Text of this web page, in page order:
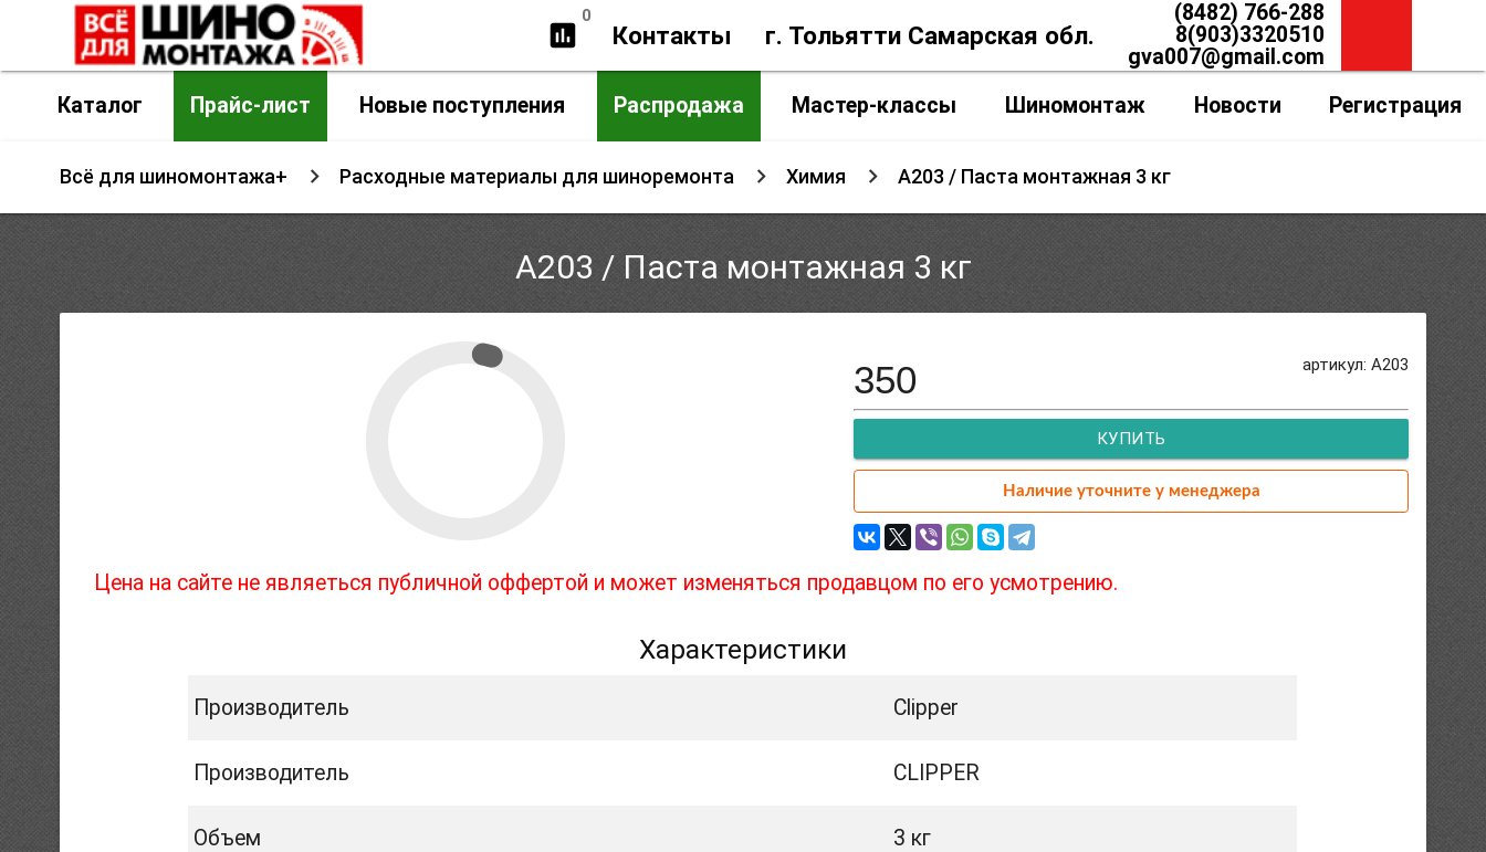
insert_chart
0
Контакты г. Тольятти Самарская обл.
(8482) 766-288
8(903)3320510
gva007@gmail.com
Каталог
Прайс-лист Новые поступления Распродажа Мастер-классы Шиномонтаж Новости Регистрация
Всё для шиномонтажа+ Расходные материалы для шиноремонта Химия A203 / Паста монтажная 3 кг
A203 / Паста монтажная 3 кг
артикул: A203
350
КУПИТЬ
Наличие уточните у менеджера
Цена на сайте не являеться публичной оффертой и может изменяться продавцом по его усмотрению.
Характеристики
Производитель Clipper
Производитель CLIPPER
Объем 3 кг